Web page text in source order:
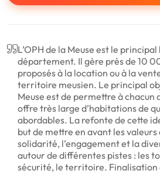
L’OPH de la Meuse est le
département. Il gère près de 10
proposés à la location ou à la
territoire meusien. Le principal
Meuse est de permettre à chacun
offre très large d’habitations de
abordables. La refonte de cette
but de mettre en avant les valeurs
solidarité, l’engagement et la
autour de différentes pistes : les
sécurité, le territoire. Finalisation